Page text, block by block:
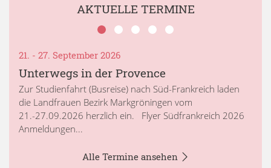
AKTUELLE TERMINE
21. - 27. September 2026
Unterwegs in der Provence
Zur Studienfahrt (Busreise) nach Süd-Frankreich laden
die Landfrauen Bezirk Markgröningen vom
21.-27.09.2026 herzlich ein. Flyer Südfrankreich 2026
Anmeldungen...
Alle Termine ansehen